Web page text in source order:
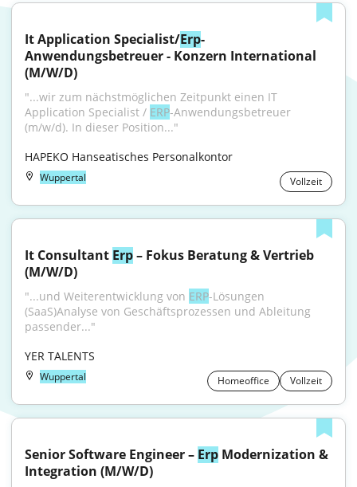
It Application Specialist/Erp-
Anwendungsbetreuer - Konzern International
(M/W/D)
"...wir zum nächstmöglichen Zeitpunkt einen IT
Application Specialist / ERP-Anwendungsbetreuer
(m/w/d). In dieser Position..."
HAPEKO Hanseatisches Personalkontor
Wuppertal Vollzeit
It Consultant Erp – Fokus Beratung & Vertrieb
(M/W/D)
"...und Weiterentwicklung von ERP-Lösungen
(SaaS)Analyse von Geschäftsprozessen und Ableitung
passender..."
YER TALENTS
Wuppertal Homeoffice Vollzeit
Senior Software Engineer – Erp Modernization &
Integration (M/W/D)